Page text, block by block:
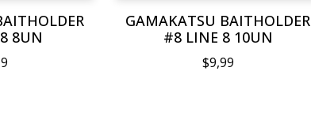
8UN
GAMAKATSU BAITHOLDER
#8 LINE 8 10UN
$9,99